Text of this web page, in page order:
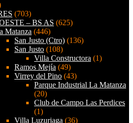
(703)
– BS AS (625)
Matanza (446)
San Justo (Ctro) (136)
San Justo (108)
Villa Constructora (1)
Ramos Mejía (49)
Virrey del Pino (43)
Parque Industrial La Matanza
(20)
Club de Campo Las Perdices
(1)
Villa Luzuriaga (36)